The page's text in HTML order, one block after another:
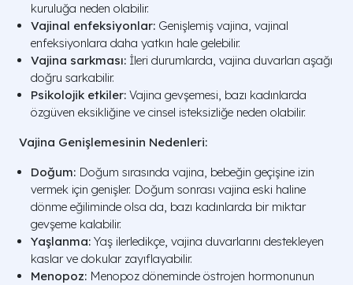
kuruluğa neden olabilir.
Vajinal enfeksiyonlar: Genişlemiş vajina, vajinal
enfeksiyonlara daha yatkın hale gelebilir.
Vajina sarkması: İleri durumlarda, vajina duvarları aşağı
doğru sarkabilir.
Psikolojik etkiler: Vajina gevşemesi, bazı kadınlarda
özgüven eksikliğine ve cinsel isteksizliğe neden olabilir.
Vajina Genişlemesinin Nedenleri:
Doğum: Doğum sırasında vajina, bebeğin geçişine izin
vermek için genişler. Doğum sonrası vajina eski haline
dönme eğiliminde olsa da, bazı kadınlarda bir miktar
gevşeme kalabilir.
Yaşlanma: Yaş ilerledikçe, vajina duvarlarını destekleyen
kaslar ve dokular zayıflayabilir.
Menopoz: Menopoz döneminde östrojen hormonunun